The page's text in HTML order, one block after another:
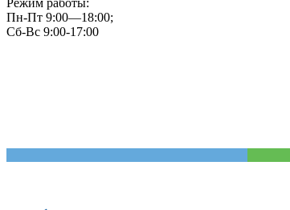
Режим работы:
Пн-Пт 9:00—18:00;
Сб-Вс 9:00-17:00